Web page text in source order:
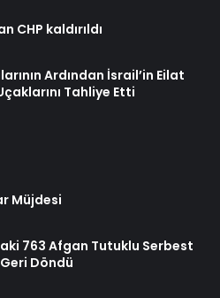
CHP kaldırıldı
Ardından İsrail’in Eilat
Tahliye Etti
Müjdesi
763 Afgan Tutuklu Serbest
Döndü